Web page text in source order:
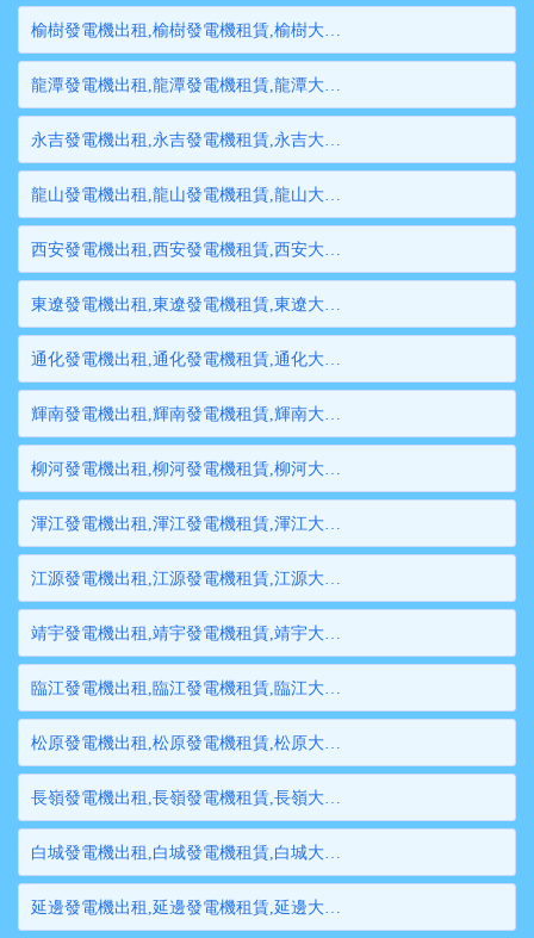
榆樹發電機出租,榆樹發電機租賃,榆樹大型發電機出租,榆樹柴油發電機租賃出租,榆樹大型發電機租賃
龍潭發電機出租,龍潭發電機租賃,龍潭大型發電機出租,龍潭柴油發電機租賃出租,龍潭大型發電機租賃
永吉發電機出租,永吉發電機租賃,永吉大型發電機出租,永吉柴油發電機租賃出租,永吉大型發電機租賃
龍山發電機出租,龍山發電機租賃,龍山大型發電機出租,龍山柴油發電機租賃出租,龍山大型發電機租賃
西安發電機出租,西安發電機租賃,西安大型發電機出租,西安柴油發電機租賃出租,西安大型發電機租賃
東遼發電機出租,東遼發電機租賃,東遼大型發電機出租,東遼柴油發電機租賃出租,東遼大型發電機租賃
通化發電機出租,通化發電機租賃,通化大型發電機出租,通化柴油發電機租賃出租,通化大型發電機租賃
輝南發電機出租,輝南發電機租賃,輝南大型發電機出租,輝南柴油發電機租賃出租,輝南大型發電機租賃
柳河發電機出租,柳河發電機租賃,柳河大型發電機出租,柳河柴油發電機租賃出租,柳河大型發電機租賃
渾江發電機出租,渾江發電機租賃,渾江大型發電機出租,渾江柴油發電機租賃出租,渾江大型發電機租賃
江源發電機出租,江源發電機租賃,江源大型發電機出租,江源柴油發電機租賃出租,江源大型發電機租賃
靖宇發電機出租,靖宇發電機租賃,靖宇大型發電機出租,靖宇柴油發電機租賃出租,靖宇大型發電機租賃
臨江發電機出租,臨江發電機租賃,臨江大型發電機出租,臨江柴油發電機租賃出租,臨江大型發電機租賃
松原發電機出租,松原發電機租賃,松原大型發電機出租,松原柴油發電機租賃出租,松原大型發電機租賃
長嶺發電機出租,長嶺發電機租賃,長嶺大型發電機出租,長嶺柴油發電機租賃出租,長嶺大型發電機租賃
白城發電機出租,白城發電機租賃,白城大型發電機出租,白城柴油發電機租賃出租,白城大型發電機租賃
延邊發電機出租,延邊發電機租賃,延邊大型發電機出租,延邊柴油發電機租賃出租,延邊大型發電機租賃